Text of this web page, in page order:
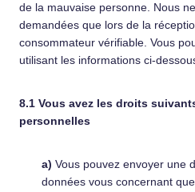
de la mauvaise personne. Nous
demandées que lors de la
consommateur vérifiable. Vous
utilisant les informations ci-
8.1 Vous avez les droits
personnelles
Vous pouvez envoyer une
données vous concernant